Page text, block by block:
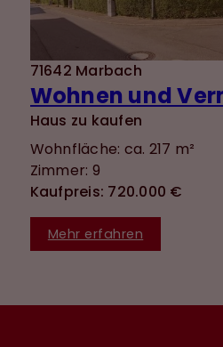
71642 Marbach
Haus zu kaufen
Wohnfläche: ca. 217 m²
Zimmer: 9
Kaufpreis: 720.000 €
Mehr erfahren